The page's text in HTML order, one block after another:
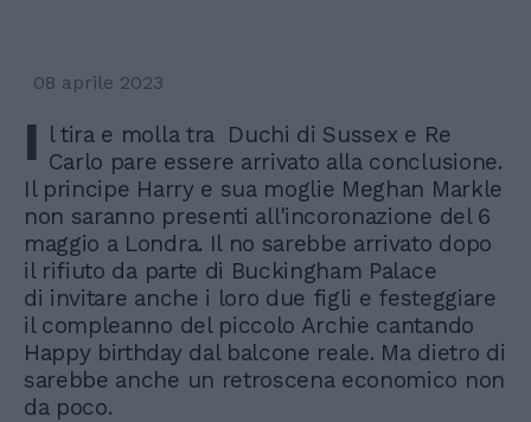
08 aprile 2023
I l tira e molla tra Duchi di Sussex e Re
Carlo pare essere arrivato alla conclusione.
Il principe Harry e sua moglie Meghan Markle
non saranno presenti all'incoronazione del 6
maggio a Londra. Il no sarebbe arrivato dopo
il rifiuto da parte di Buckingham Palace
di invitare anche i loro due figli e festeggiare
il compleanno del piccolo Archie cantando
Happy birthday dal balcone reale. Ma dietro di
sarebbe anche un retroscena economico non
da poco.